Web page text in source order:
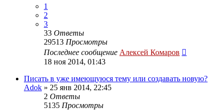
1
2
3
33 Ответы
29513 Просмотры
Последнее сообщение Алексей Комаров
18 ноя 2014, 01:43
Писать в уже имеющуюся тему или создавать новую?
Adok » 25 янв 2014, 22:45
2 Ответы
5135 Просмотры